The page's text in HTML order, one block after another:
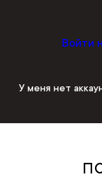
Войти
У меня нет